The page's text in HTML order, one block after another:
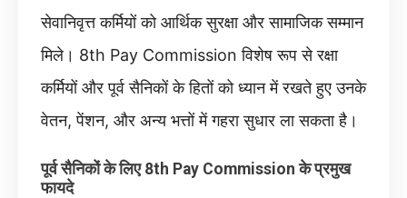
सेवानिवृत्त कर्मियों को आर्थिक सुरक्षा और सामाजिक सम्मान
मिले। 8th Pay Commission विशेष रूप से रक्षा
कर्मियों और पूर्व सैनिकों के हितों को ध्यान में रखते हुए उनके
वेतन, पेंशन, और अन्य भत्तों में गहरा सुधार ला सकता है।
पूर्व सैनिकों के लिए 8th Pay Commission के प्रमुख
फायदे